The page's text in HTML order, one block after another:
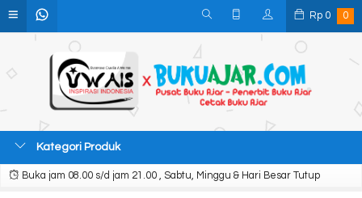
Rp 0 0
Kategori Produk
Buka jam 08.00 s/d jam 21.00 , Sabtu, Minggu & Hari Besar Tutup